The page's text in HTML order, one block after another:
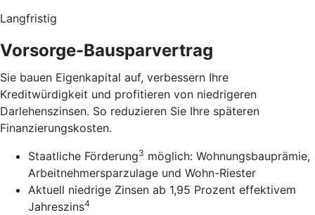
Langfristig
Vorsorge-Bausparvertrag
Sie bauen Eigenkapital auf, verbessern Ihre
Kreditwürdigkeit und profitieren von niedrigeren
Darlehenszinsen. So reduzieren Sie Ihre späteren
Finanzierungskosten.
Staatliche Förderung3 möglich: Wohnungsbauprämie,
Arbeitnehmersparzulage und Wohn-Riester
Aktuell niedrige Zinsen ab 1,95 Prozent effektivem
Jahreszins4